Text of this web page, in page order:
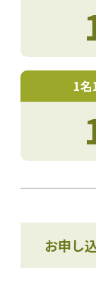
1名
お申し